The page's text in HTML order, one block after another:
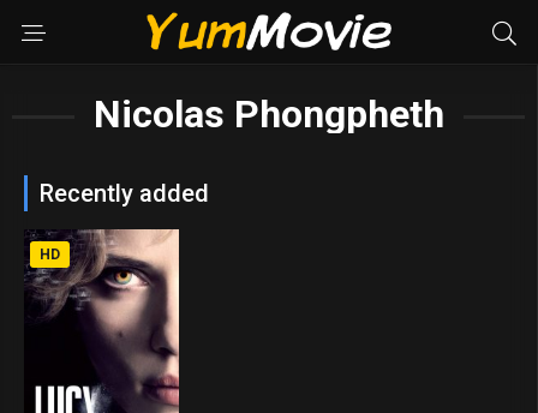
Nicolas Phongpheth
Recently added
HD